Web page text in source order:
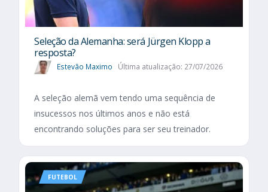
Seleção da Alemanha: será Jürgen Klopp a
resposta?
Estevão Maximo Última atualização: 27/07/2026
A seleção alemã vem tendo uma sequência de
insucessos nos últimos anos e não está
encontrando soluções para ser seu treinador.
FUTEBOL